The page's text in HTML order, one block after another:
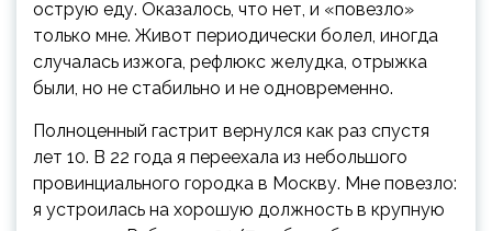
острую еду. Оказалось, что нет, и «повезло»
только мне. Живот периодически болел, иногда
случалась изжога, рефлюкс желудка, отрыжка
были, но не стабильно и не одновременно.
Полноценный гастрит вернулся как раз спустя
лет 10. В 22 года я переехала из небольшого
провинциального городка в Москву. Мне повезло:
я устроилась на хорошую должность в крупную